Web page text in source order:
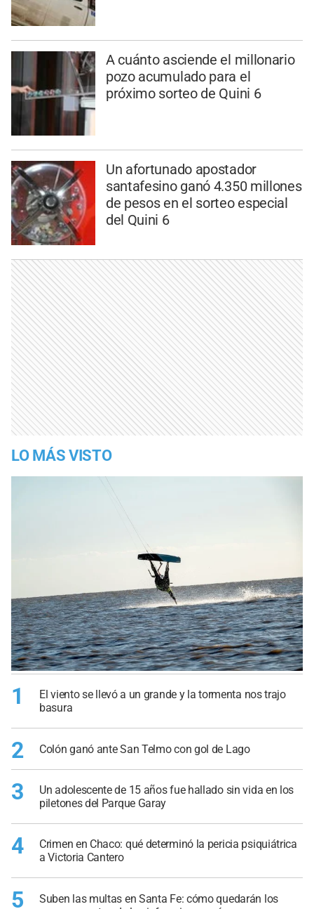
A cuánto asciende el millonario
pozo acumulado para el
próximo sorteo de Quini 6
Un afortunado apostador
santafesino ganó 4.350 millones
de pesos en el sorteo especial
del Quini 6
LO MÁS VISTO
1
El viento se llevó a un grande y la tormenta nos trajo
basura
2 Colón ganó ante San Telmo con gol de Lago
3
Un adolescente de 15 años fue hallado sin vida en los
piletones del Parque Garay
4
Crimen en Chaco: qué determinó la pericia psiquiátrica
a Victoria Cantero
5
Suben las multas en Santa Fe: cómo quedarán los